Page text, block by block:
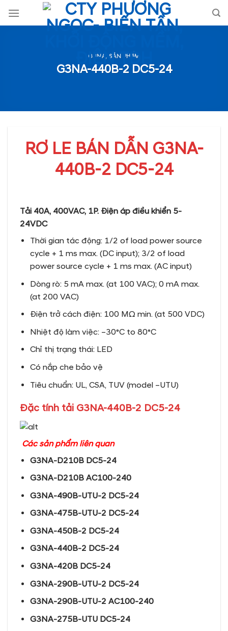
G3NA , SẢN PHẨM
G3NA-440B-2 DC5-24
RƠ LE BÁN DẪN G3NA-
440B-2 DC5-24
Tải 40A, 400VAC, 1P. Điện áp điều khiển 5-
24VDC
Thời gian tác động: 1/2 of load power source
cycle + 1 ms max. (DC input); 3/2 of load
power source cycle + 1 ms max. (AC input)
Dòng rò: 5 mA max. (at 100 VAC); 0 mA max.
(at 200 VAC)
Điện trở cách điện: 100 MΩ min. (at 500 VDC)
Nhiệt độ làm việc: –30°C to 80°C
Chỉ thị trạng thái: LED
Có nắp che bảo vệ
Tiêu chuẩn: UL, CSA, TUV (model –UTU)
Đặc tính tải G3NA-440B-2 DC5-24
Các sản phẩm liên quan
G3NA-D210B DC5-24
G3NA-D210B AC100-240
G3NA-490B-UTU-2 DC5-24
G3NA-475B-UTU-2 DC5-24
G3NA-450B-2 DC5-24
G3NA-440B-2 DC5-24
G3NA-420B DC5-24
G3NA-290B-UTU-2 DC5-24
G3NA-290B-UTU-2 AC100-240
G3NA-275B-UTU DC5-24